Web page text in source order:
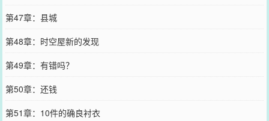
第47章：县城
第48章：时空屋新的发现
第49章：有错吗？
第50章：还钱
第51章：10件的确良衬衣